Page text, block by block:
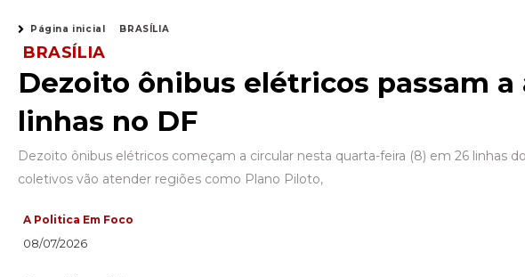
Página inicial BRASÍLIA
BRASÍLIA
Dezoito ônibus elétricos passam a
linhas no DF
Dezoito ônibus elétricos começam a circular nesta quarta-feira (8) em 26 linhas
coletivos vão atender regiões como Plano Piloto,
A Politica Em Foco
08/07/2026